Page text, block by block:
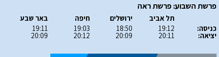
פרשת השבוע: פרשת ראה
כניסה:
יציאה:
תל אביב
19:12
20:11
ירושלים
18:50
20:09
חיפה
19:03
20:12
באר שבע
19:11
20:09